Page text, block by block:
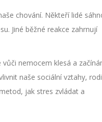
chování. Někteří lidé
Jiné běžné reakce zahrnují
nemocem klesá a
naše sociální vztahy,
jak stres zvládat a